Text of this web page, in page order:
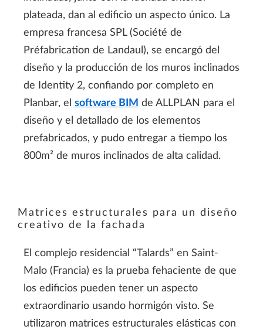
plateada, dan al edificio un aspecto único. La
empresa francesa SPL (Société de
Préfabrication de Landaul), se encargó del
diseño y la producción de los muros inclinados
de Identity 2, confiando por completo en
Planbar, el software BIM de ALLPLAN para el
diseño y el detallado de los elementos
prefabricados, y pudo entregar a tiempo los
800m² de muros inclinados de alta calidad.
Matrices estructurales para un diseño
creativo de la fachada
El complejo residencial “Talards” en Saint-
Malo (Francia) es la prueba fehaciente de que
los edificios pueden tener un aspecto
extraordinario usando hormigón visto. Se
utilizaron matrices estructurales elásticas con